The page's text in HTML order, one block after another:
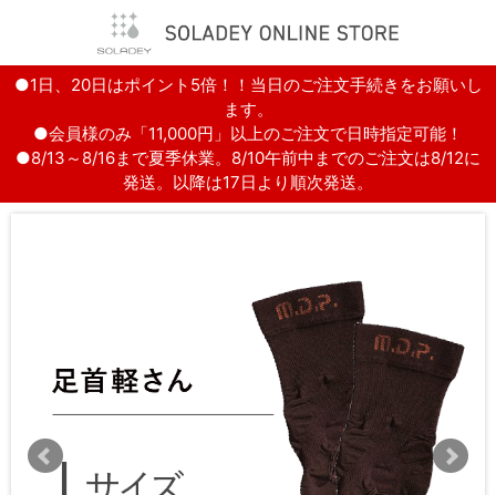
●1日、20日はポイント5倍！！当日のご注文手続きをお願いし
ます。
●会員様のみ「11,000円」以上のご注文で日時指定可能！
●8/13～8/16まで夏季休業。8/10午前中までのご注文は8/12に
発送。以降は17日より順次発送。